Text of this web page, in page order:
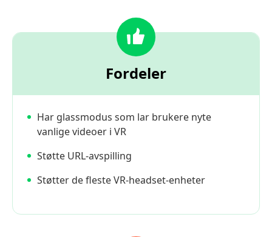
Fordeler
Har glassmodus som lar brukere nyte
vanlige videoer i VR
Støtte URL-avspilling
Støtter de fleste VR-headset-enheter